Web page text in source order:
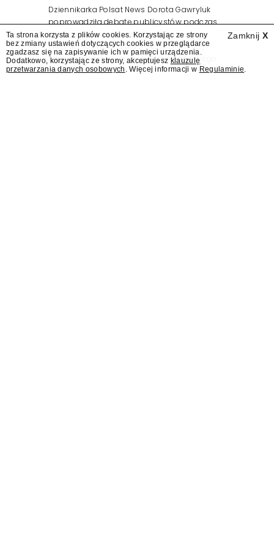
Dziennikarka Polsat News Dorota Gawryluk
poprowadziła debatę publicystów podczas
zorganizowanego przez Kancelarię
Prezydenta wydarzenia z okazji pierwszej
rocznicy zaprzysiężenia Karola Nawrockiego
na prezydenta.
Zamknij X
Ta strona korzysta z plików cookies. Korzystając ze strony
bez zmiany ustawień dotyczących cookies w przeglądarce
zgadzasz się na zapisywanie ich w pamięci urządzenia.
Dodatkowo, korzystając ze strony, akceptujesz klauzulę
przetwarzania danych osobowych . Więcej informacji w Regulaminie.